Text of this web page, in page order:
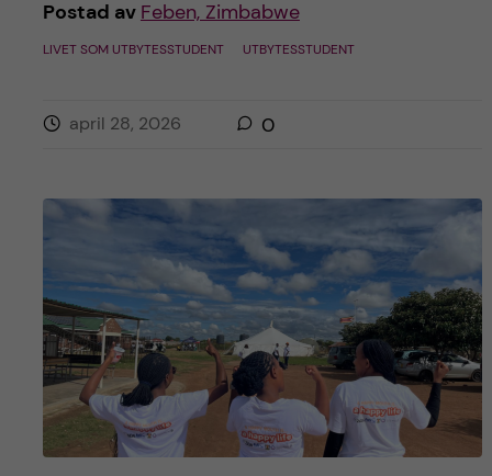
Postad av Feben, Zimbabwe
LIVET SOM UTBYTESSTUDENT UTBYTESSTUDENT
april 28, 2026 0